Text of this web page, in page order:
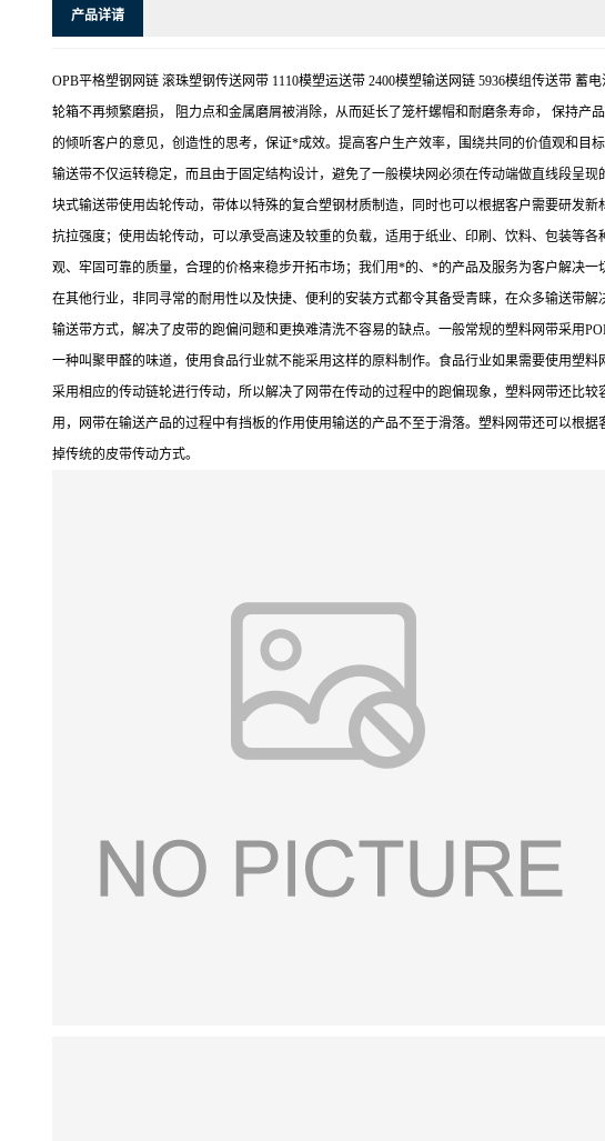
产品详请
OPB平格塑钢网链 滚珠塑钢传送网带 1110模塑运送带 2400模塑输送网链 5936模组传送带
轮箱不再频繁磨损， 阻力点和金属磨屑被消除，从而延长了笼杆螺帽和耐磨条寿命， 保持
的倾听客户的意见，创造性的思考，保证*成效。提高客户生产效率，围绕共同的价值观和
输送带不仅运转稳定，而且由于固定结构设计，避免了一般模块网必须在传动端做直线段呈
块式输送带使用齿轮传动，带体以特殊的复合塑钢材质制造，同时也可以根据客户需要研发
抗拉强度；使用齿轮传动，可以承受高速及较重的负载，适用于纸业、印刷、饮料、包装等
观、牢固可靠的质量，合理的价格来稳步开拓市场；我们用*的、*的产品及服务为客户解决
在其他行业，非同寻常的耐用性以及快捷、便利的安装方式都令其备受青睐，在众多输送带
输送带方式，解决了皮带的跑偏问题和更换难清洗不容易的缺点。一般常规的塑料网带采用
一种叫聚甲醛的味道，使用食品行业就不能采用这样的原料制作。食品行业如果需要使用塑
采用相应的传动链轮进行传动，所以解决了网带在传动的过程中的跑偏现象，塑料网带还比
用，网带在输送产品的过程中有挡板的作用使用输送的产品不至于滑落。塑料网带还可以根
掉传统的皮带传动方式。